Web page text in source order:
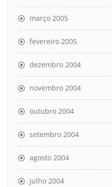
março 2005
fevereiro 2005
dezembro 2004
novembro 2004
outubro 2004
setembro 2004
agosto 2004
julho 2004